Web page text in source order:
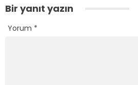
Bir yanıt yazın
Yorum *